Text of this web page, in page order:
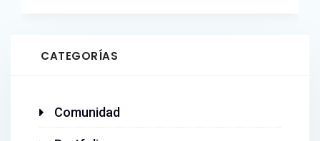
CATEGORÍAS
Comunidad